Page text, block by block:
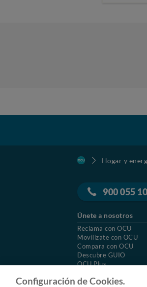
Hogar y
900 055
Únete a nosotros
Reclama con OCU
Movilízate con OCU
Compara con OCU
Descubre GUIO
OCU Plus
Configuración de Cookies.